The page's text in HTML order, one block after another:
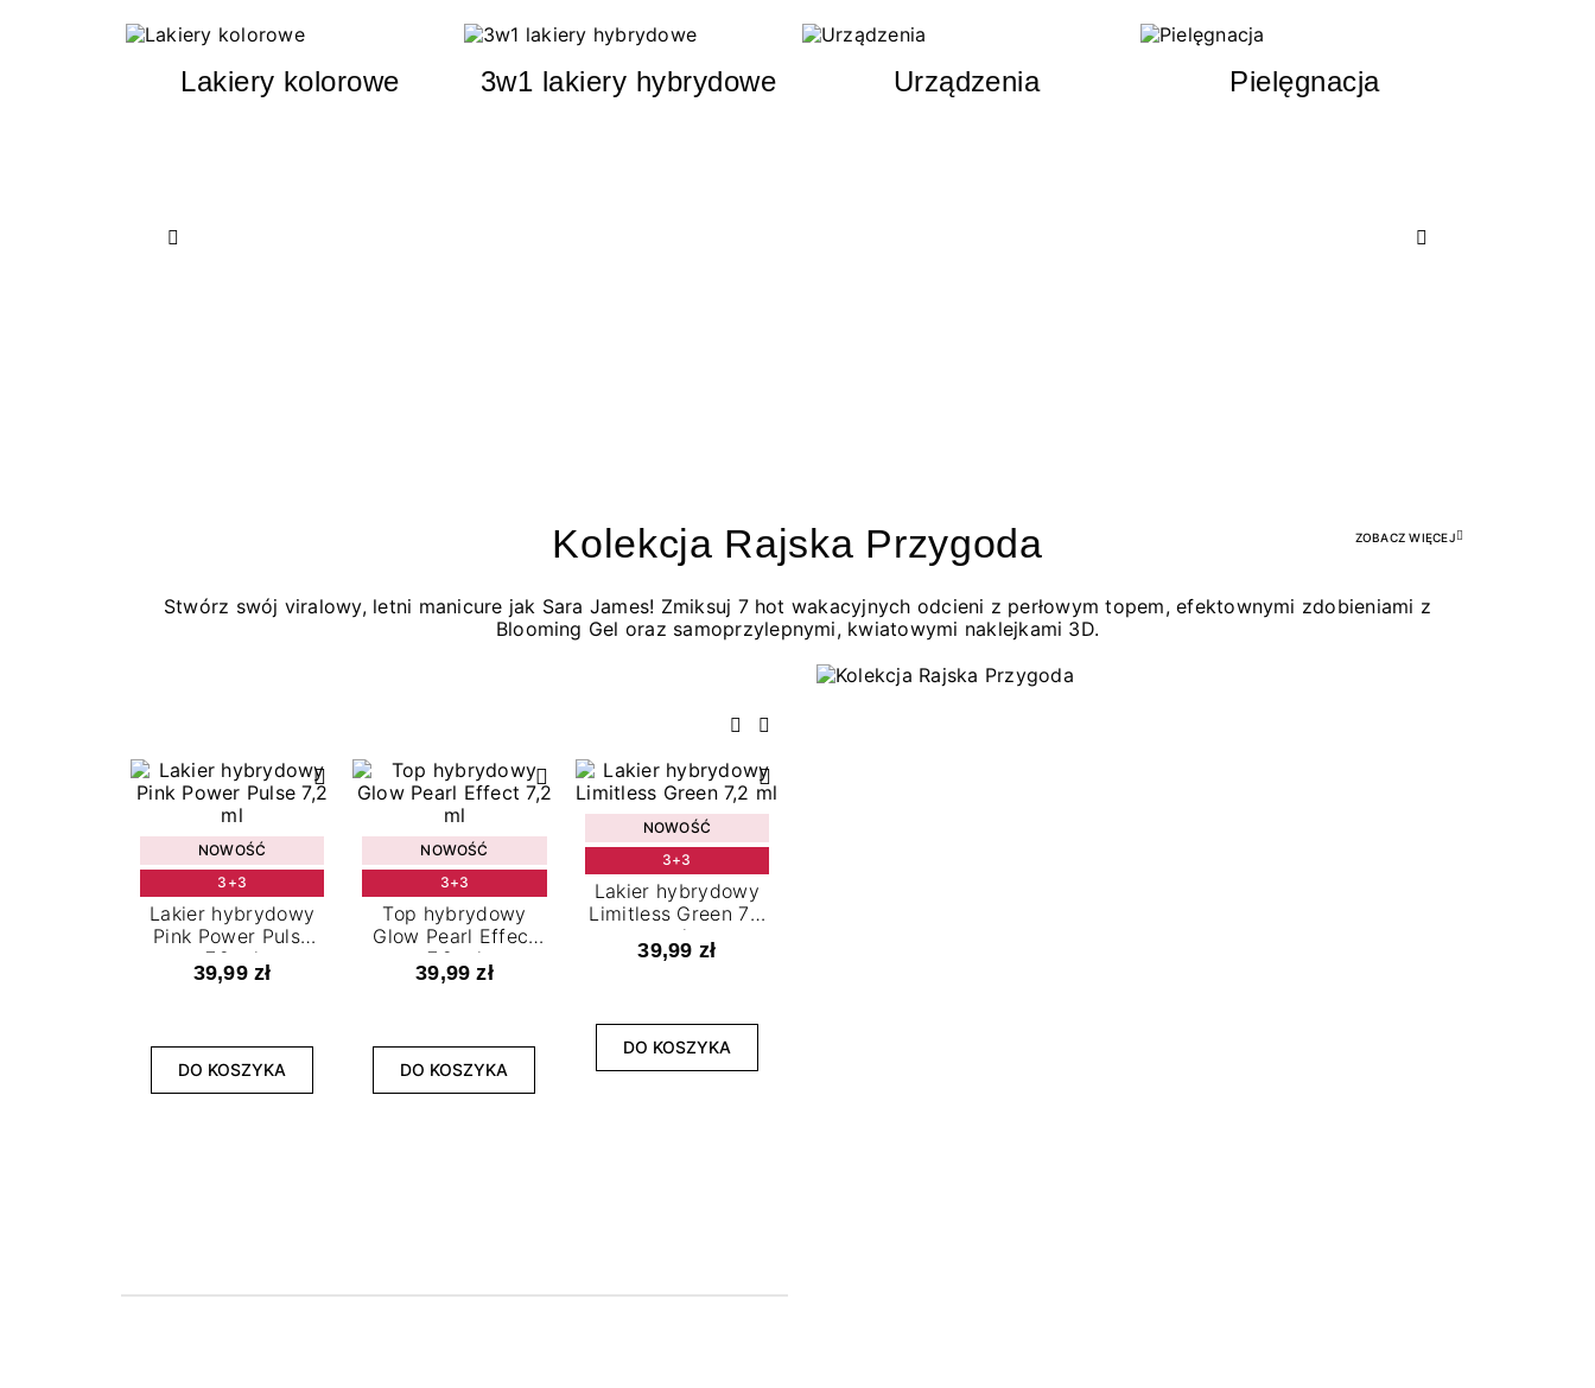
Lakiery kolorowe 3w1 lakiery hybrydowe Urządzenia Pielęgnacja
Kolekcja Rajska Przygoda ZOBACZ WIĘCEJ
Stwórz swój viralowy, letni manicure jak Sara James! Zmiksuj 7 hot wakacyjnych odcieni z perłowym topem, efektownymi zdobieniami z
Blooming Gel oraz samoprzylepnymi, kwiatowymi naklejkami 3D.
Poprzedni
Następny
NOWOŚĆ
3+3
Lakier hybrydowy
Pink Power Pulse
7,2 ml
39,99 zł
DO KOSZYKA
NOWOŚĆ
3+3
Top hybrydowy
Glow Pearl Effect
7,2 ml
39,99 zł
DO KOSZYKA
NOWOŚĆ
3+3
Lakier hybrydowy
Limitless Green 7,2
ml
39,99 zł
DO KOSZYKA